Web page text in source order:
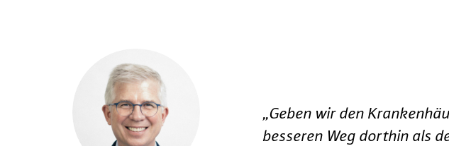
„Geben wir den
besseren Weg dorthin als